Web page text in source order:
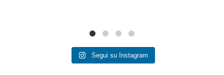
Segui su Instagram